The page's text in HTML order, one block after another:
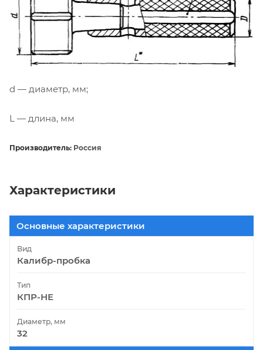
d — диаметр, мм;
L — длина, мм
Производитель: Россия
Характеристики
Основные характеристики
Вид
Калибр-пробка
Тип
КПР-НЕ
Диаметр, мм
32